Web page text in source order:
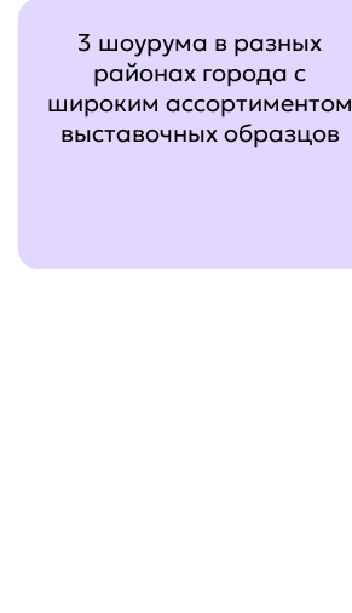
3 шоурума в разных
районах города с
широким ассортиментом
выставочных образцов